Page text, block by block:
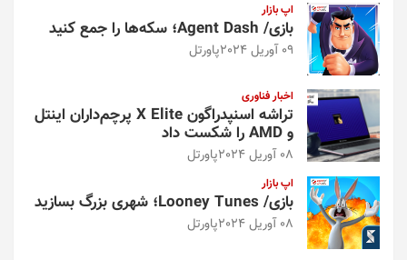
اپ بازار
بازی/ Agent Dash؛ سکه‌ها را جمع کنید
09 آوریل 2024 پاورتل
اخبار فناوری
تراشه اسنپدراگون X Elite پرچم‌داران اینتل
و AMD را شکست داد
08 آوریل 2024 پاورتل
اپ بازار
بازی/ Looney Tunes؛ شهری بزرگ بسازید
08 آوریل 2024 پاورتل